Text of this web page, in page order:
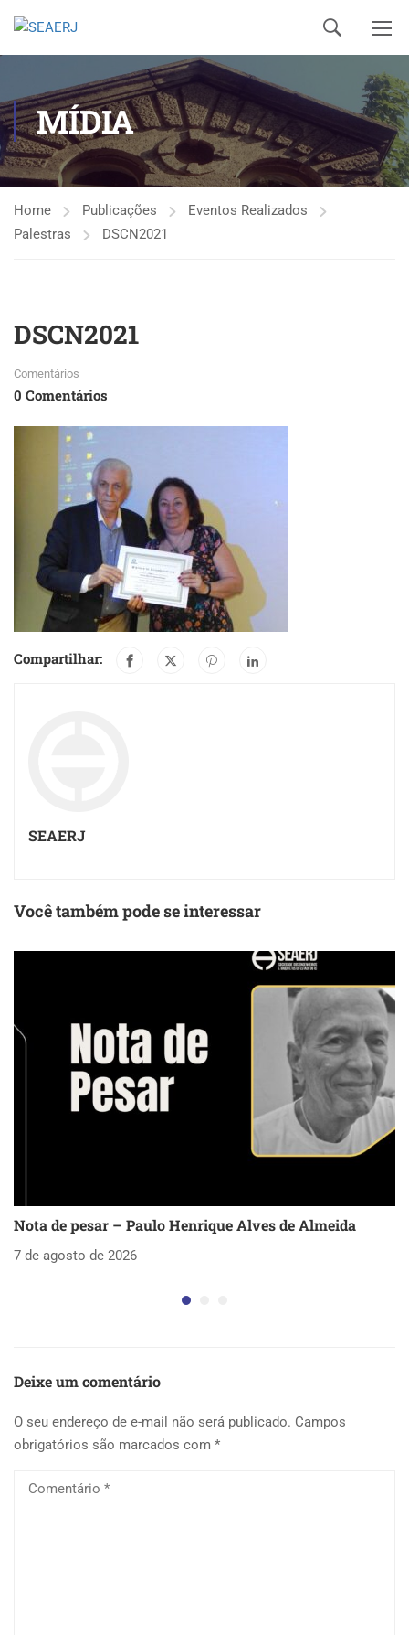
MÍDIA
Home Publicações
Eventos Realizados
Palestras
DSCN2021
DSCN2021
Comentários
0 Comentários
Compartilhar:
SEAERJ
Você também pode se interessar
Nota de pesar – Paulo Henrique Alves de Almeida
7 de agosto de 2026
Deixe um comentário
O seu endereço de e-mail não será publicado. Campos
obrigatórios são marcados com *